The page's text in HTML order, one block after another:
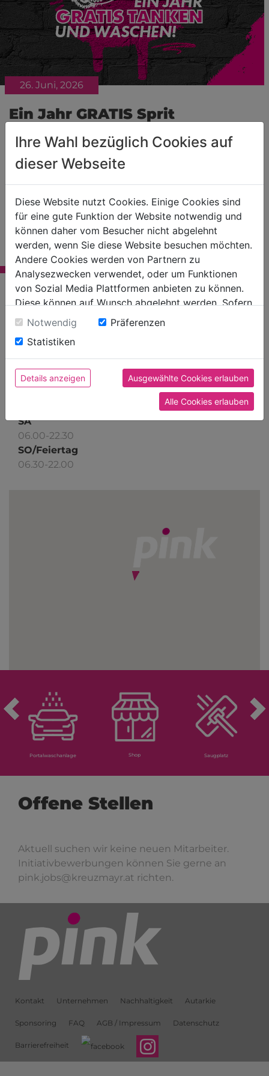
26. Juni, 2026
Ein Jahr GRATIS Sprit
gewinnen!
Kontakt
Eferding (Gasthaus)
4070 Eferding
SA
06.00-22.30
SO/Feiertag
06.30-22.00
Portalwaschanlage Shop Saugplatz
Offene Stellen
Aktuell suchen wir keine neuen Mitarbeiter.
Initiativbewerbungen können Sie gerne an
pink.jobs@kreuzmayr.at richten.
Kontakt Unternehmen Nachhaltigkeit Autarkie
Sponsoring FAQ AGB / Impressum Datenschutz
Barrierefreiheit
Ihre Wahl bezüglich Cookies auf
dieser Webseite
Diese Website nutzt Cookies. Einige Cookies sind
für eine gute Funktion der Website notwendig und
können daher vom Besucher nicht abgelehnt
werden, wenn Sie diese Website besuchen möchten.
Andere Cookies werden von Partnern zu
Analysezwecken verwendet, oder um Funktionen
von Sozial Media Plattformen anbieten zu können.
Diese können auf Wunsch abgelehnt werden. Sofern
sie unsere Webseite weiter nutzen, geben Sie
Einwilligung zu unseren Cookies.
Notwendig
Präferenzen
Statistiken
Details anzeigen Ausgewählte Cookies erlauben
Alle Cookies erlauben